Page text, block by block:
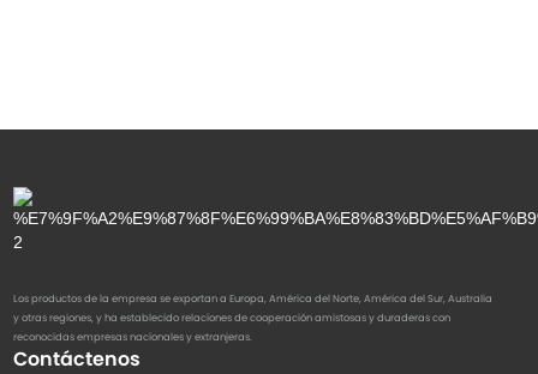
Los productos de la empresa se exportan a Europa, América del Norte, América del Sur, Australia
y otras regiones, y ha establecido relaciones de cooperación amistosas y duraderas con
reconocidas empresas nacionales y extranjeras.
Contáctenos